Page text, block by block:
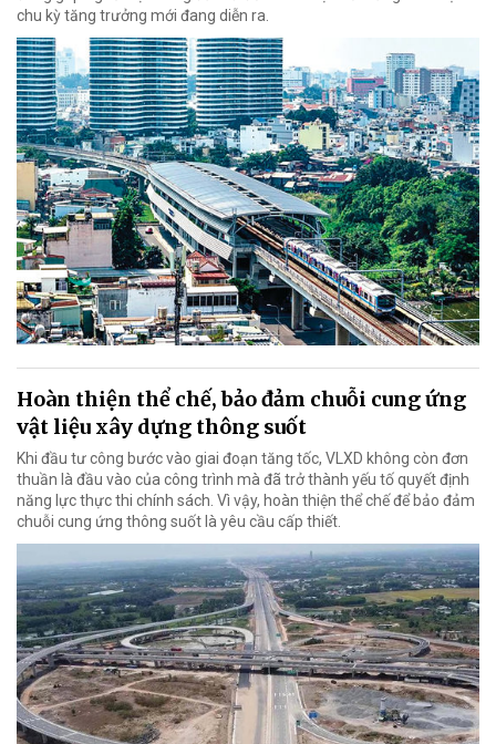
chu kỳ tăng trưởng mới đang diễn ra.
Hoàn thiện thể chế, bảo đảm chuỗi cung ứng
vật liệu xây dựng thông suốt
Khi đầu tư công bước vào giai đoạn tăng tốc, VLXD không còn đơn
thuần là đầu vào của công trình mà đã trở thành yếu tố quyết định
năng lực thực thi chính sách. Vì vậy, hoàn thiện thể chế để bảo đảm
chuỗi cung ứng thông suốt là yêu cầu cấp thiết.